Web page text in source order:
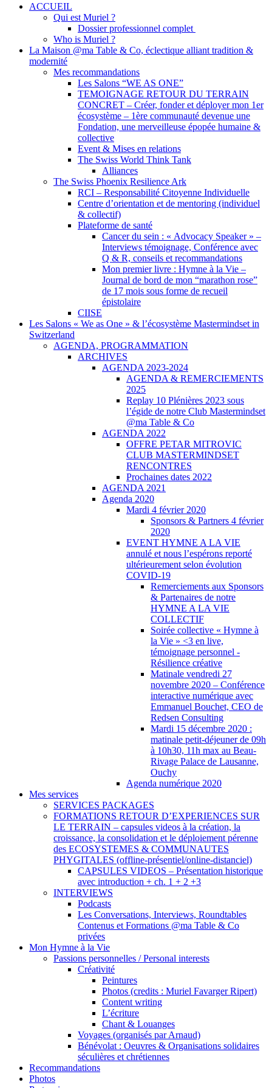
Close
ACCUEIL
Qui est Muriel ?
Dossier professionnel complet
Who is Muriel ?
La Maison @ma Table & Co, éclectique alliant tradition &
modernité
Mes recommandations
Les Salons “WE AS ONE”
TEMOIGNAGE RETOUR DU TERRAIN
CONCRET – Créer, fonder et déployer mon 1er
écosystème – 1ère communauté devenue une
Fondation, une merveilleuse épopée humaine &
collective
Event & Mises en relations
The Swiss World Think Tank
Alliances
The Swiss Phoenix Resilience Ark
RCI – Responsabilité Citoyenne Individuelle
Centre d’orientation et de mentoring (individuel
& collectif)
Plateforme de santé
Cancer du sein : « Advocacy Speaker » –
Interviews témoignage, Conférence avec
Q & R, conseils et recommandations
Mon premier livre : Hymne à la Vie –
Journal de bord de mon “marathon rose”
de 17 mois sous forme de recueil
épistolaire
CIISE
Les Salons « We as One » & l’écosystème Mastermindset in
Switzerland
AGENDA, PROGRAMMATION
ARCHIVES
AGENDA 2023-2024
AGENDA & REMERCIEMENTS
2025
Replay 10 Plénières 2023 sous
l’égide de notre Club Mastermindset
@ma Table & Co
AGENDA 2022
OFFRE PETAR MITROVIC
CLUB MASTERMINDSET
RENCONTRES
Prochaines dates 2022
AGENDA 2021
Agenda 2020
Mardi 4 février 2020
Sponsors & Partners 4 février
2020
EVENT HYMNE A LA VIE
annulé et nous l’espérons reporté
ultérieurement selon évolution
COVID-19
Remerciements aux Sponsors
& Partenaires de notre
HYMNE A LA VIE
COLLECTIF
Soirée collective « Hymne à
la Vie » <3 en live,
témoignage personnel -
Résilience créative
Matinale vendredi 27
novembre 2020 – Conférence
interactive numérique avec
Emmanuel Bouchet, CEO de
Redsen Consulting
Mardi 15 décembre 2020 :
matinale petit-déjeuner de 09h
à 10h30, 11h max au Beau-
Rivage Palace de Lausanne,
Ouchy
Agenda numérique 2020
Mes services
SERVICES PACKAGES
FORMATIONS RETOUR D’EXPERIENCES SUR
LE TERRAIN – capsules videos à la création, la
croissance, la consolidation et le déploiement pérenne
des ECOSYSTEMES & COMMUNAUTES
PHYGITALES (offline-présentiel/online-distanciel)
CAPSULES VIDEOS – Présentation historique
avec introduction + ch. 1 + 2 +3
INTERVIEWS
Podcasts
Les Conversations, Interviews, Roundtables
Contenus et Formations @ma Table & Co
privées
Mon Hymne à la Vie
Passions personnelles / Personal interests
Créativité
Peintures
Photos (credits : Muriel Favarger Ripert)
Content writing
L’écriture
Chant & Louanges
Voyages (organisés par Arnaud)
Bénévolat : Oeuvres & Organisations solidaires
séculières et chrétiennes
Recommandations
Photos